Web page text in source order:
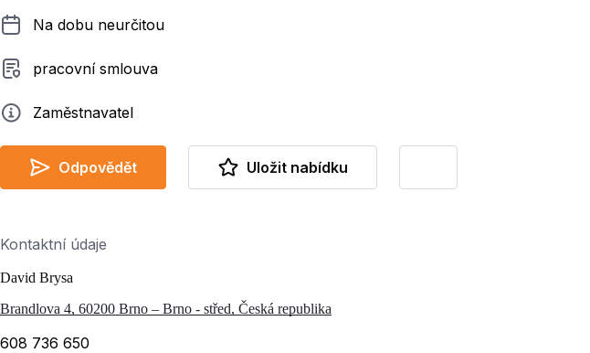
Délka pracovního poměru
Na dobu neurčitou
Typ smluvního vztahu
pracovní smlouva
ZadavatelZaměstnavatel
Odpovědět Uložit nabídku
Kontaktní údaje
David Brysa
Brandlova 4, 60200 Brno – Brno - střed, Česká republika
608 736 650